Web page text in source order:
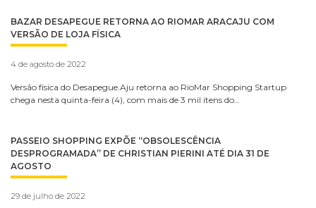
BAZAR DESAPEGUE RETORNA AO RIOMAR ARACAJU COM
VERSÃO DE LOJA FÍSICA
4 de agosto de 2022
Versão física do Desapegue.Aju retorna ao RioMar Shopping Startup
chega nesta quinta-feira (4), com mais de 3 mil itens do…
PASSEIO SHOPPING EXPÕE “OBSOLESCÊNCIA
DESPROGRAMADA” DE CHRISTIAN PIERINI ATÉ DIA 31 DE
AGOSTO
29 de julho de 2022